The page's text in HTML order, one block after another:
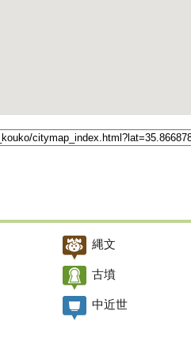
縄文
古墳
中近世